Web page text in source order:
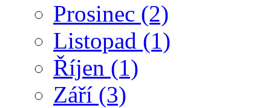
Prosinec (2)
Listopad (1)
Říjen (1)
Září (3)